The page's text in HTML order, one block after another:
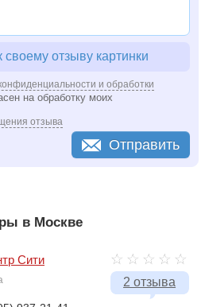
своему отзыву картинки
и обработки
на обработку моих
отзыва
Отправить
в Москве
2 отзыва
Сити